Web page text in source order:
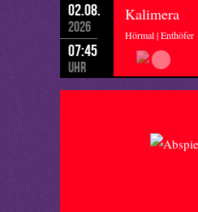
02.08.
2026
07:45
Uhr
Kalimera
Hörmal | Enthöfer